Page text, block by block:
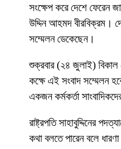
সংক্ষেপ করে দেশে ফেরেন
উদ্দিন আহমদ বীরবিক্রম।
সম্মেলন ডেকেছেন।
শুক্রবার (২৪ জুলাই) বিকাল
কক্ষে এই সংবাদ সম্মেলন
একজন কর্মকর্তা
রাষ্ট্রপতি সাহাবুদ্দিনের
কথা বলতে পারেন বলে